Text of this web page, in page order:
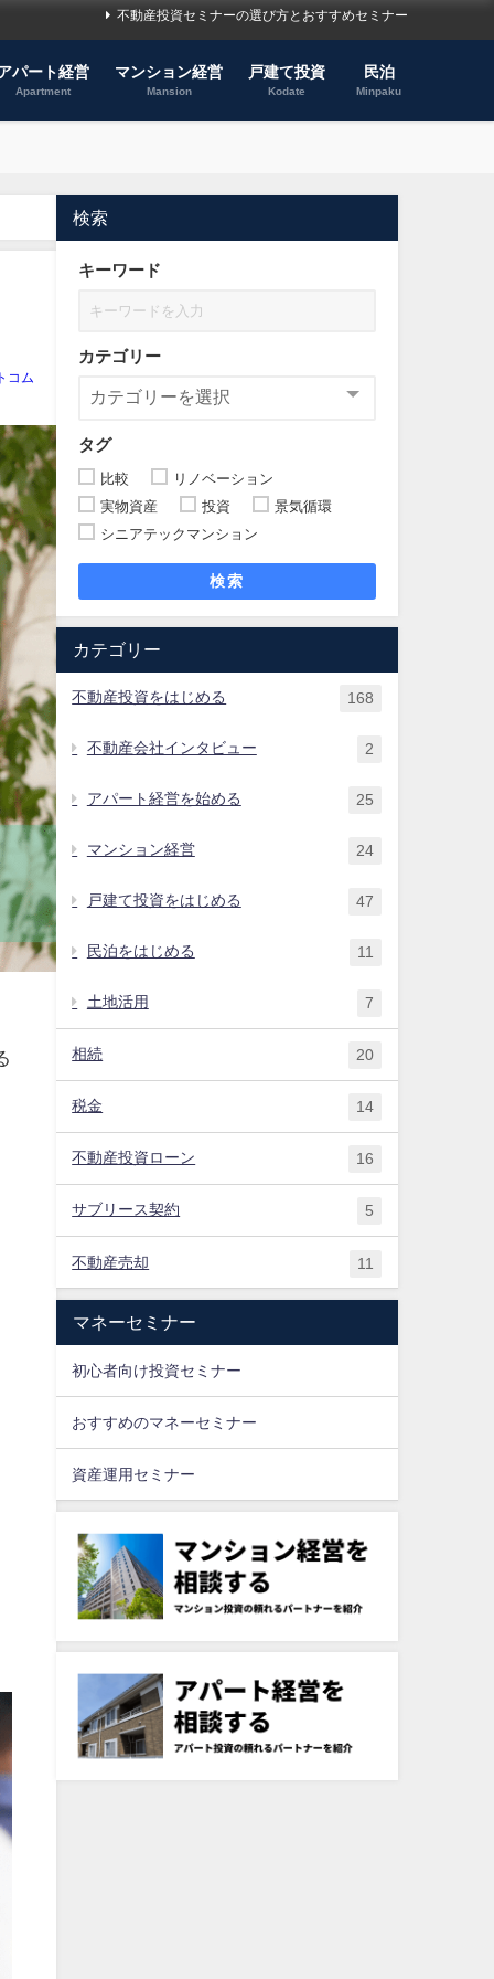
不動産投資セミナーの選び方とおすすめセミナー
パート経営
Apartment
マンション経営
Mansion
戸建て投資
Kodate
民泊
Minpaku
コム
検索
キーワード
カテゴリー
タグ
比較
リノベーション
実物資産
投資
景気循環
シニアテックマンション
検索
カテゴリー
不動産投資をはじめる 168
不動産会社インタビュー 2
アパート経営を始める 25
マンション経営 24
戸建て投資をはじめる 47
民泊をはじめる 11
土地活用 7
相続 20
税金 14
不動産投資ローン 16
サブリース契約 5
不動産売却 11
マネーセミナー
初心者向け投資セミナー
おすすめの​マネーセミナー
資産運用セミナー